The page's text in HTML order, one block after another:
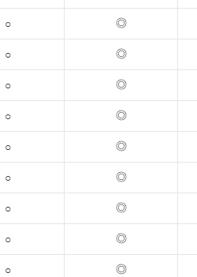
○ ◎
○ ◎
○ ◎
○ ◎
○ ◎
○ ◎
○ ◎
○ ◎
○ ◎